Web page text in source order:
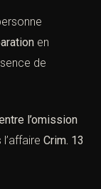
en
de
l’omission
l’affaire Crim. 13